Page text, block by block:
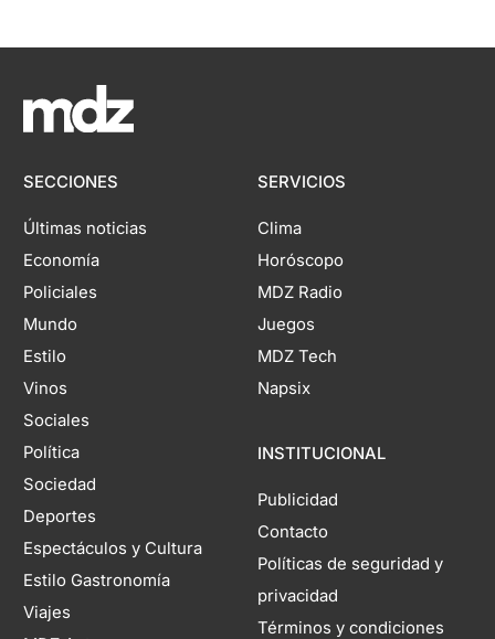
SECCIONES
Últimas noticias
Economía
Policiales
Mundo
Estilo
Vinos
Sociales
Política
Sociedad
Deportes
Espectáculos y Cultura
Estilo Gastronomía
Viajes
SERVICIOS
Clima
Horóscopo
MDZ Radio
Juegos
MDZ Tech
Napsix
INSTITUCIONAL
Publicidad
Contacto
Políticas de seguridad y
privacidad
Términos y condiciones